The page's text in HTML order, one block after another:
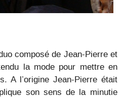
composé de Jean-Pierre et
la mode pour mettre en
A l’origine Jean-Pierre était
son sens de la minutie